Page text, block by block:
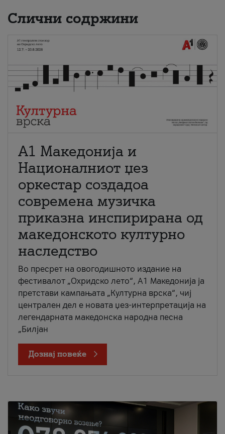
Слични содржини
А1 Македонија и
Националниот џез
оркестар создадоа
современа музичка
приказна инспирирана од
македонското културно
наследство
Во пресрет на овогодишното издание на
фестивалот „Охридско лето“, А1 Македонија ја
претстави кампањата „Културна врска“, чиј
централен дел е новата џез-интерпретација на
легендарната македонска народна песна
„Билјан
Дознај повеќе